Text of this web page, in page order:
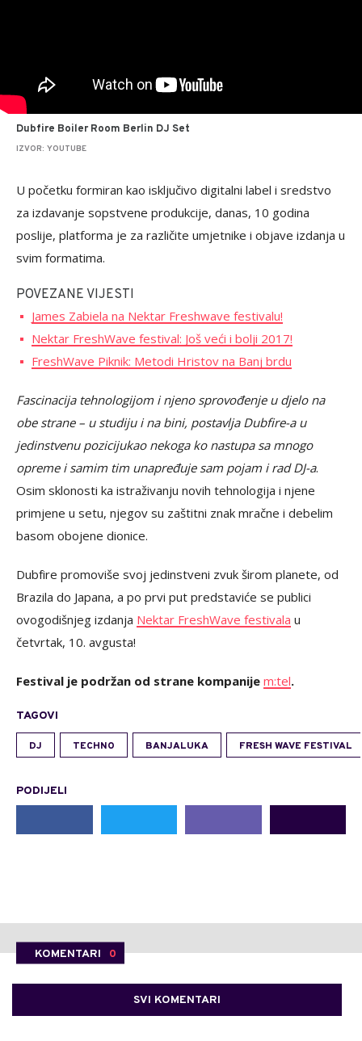
Dubfire Boiler Room Berlin DJ Set
IZVOR: YOUTUBE
U početku formiran kao isključivo digitalni label i sredstvo
za izdavanje sopstvene produkcije, danas, 10 godina
poslije, platforma je za različite umjetnike i objave izdanja u
svim formatima.
POVEZANE VIJESTI
James Zabiela na Nektar Freshwave festivalu!
Nektar FreshWave festival: Još veći i bolji 2017!
FreshWave Piknik: Metodi Hristov na Banj brdu
Fascinacija tehnologijom i njeno sprovođenje u djelo na
obe strane – u studiju i na bini, postavlja Dubfire-a u
jedinstvenu pozicijukao nekoga ko nastupa sa mnogo
opreme i samim tim unapređuje sam pojam i rad DJ-a.
Osim sklonosti ka istraživanju novih tehnologija i njene
primjene u setu, njegov su zaštitni znak mračne i debelim
basom obojene dionice.
Dubfire promoviše svoj jedinstveni zvuk širom planete, od
Brazila do Japana, a po prvi put predstaviće se publici
ovogodišnjeg izdanja Nektar FreshWave festivala u
četvrtak, 10. avgusta!
Festival je podržan od strane kompanije m:tel.
TAGOVI
DJ TECHNO BANJALUKA FRESH WAVE FESTIVAL
PODIJELI
KOMENTARI 0
SVI KOMENTARI